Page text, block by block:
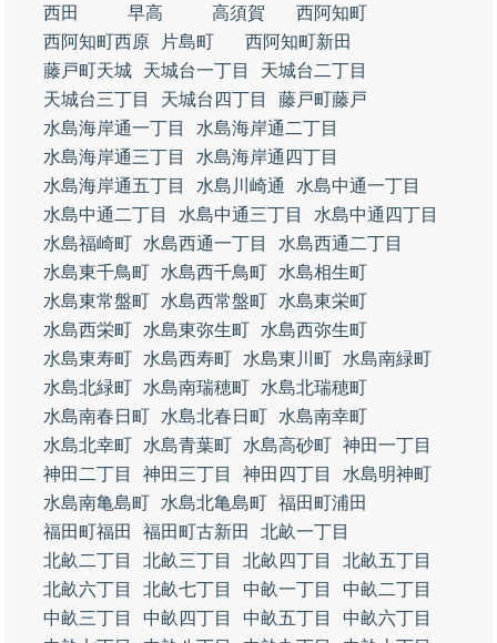
西田
早高 高須賀
西阿知町
西阿知町西原
片島町
西阿知町新田
藤戸町天城
天城台一丁目
天城台二丁目
天城台三丁目
天城台四丁目
藤戸町藤戸
水島海岸通一丁目
水島海岸通二丁目
水島海岸通三丁目
水島海岸通四丁目
水島海岸通五丁目
水島川崎通
水島中通一丁目
水島中通二丁目
水島中通三丁目
水島中通四丁目
水島福崎町
水島西通一丁目
水島西通二丁目
水島東千鳥町
水島西千鳥町
水島相生町
水島東常盤町
水島西常盤町
水島東栄町
水島西栄町
水島東弥生町
水島西弥生町
水島東寿町
水島西寿町 水島東川町
水島南緑町
水島北緑町
水島南瑞穂町
水島北瑞穂町
水島南春日町
水島北春日町
水島南幸町
水島北幸町
水島青葉町 水島高砂町 神田一丁目
神田二丁目
神田三丁目 神田四丁目
水島明神町
水島南亀島町
水島北亀島町 福田町浦田
福田町福田
福田町古新田
北畝一丁目
北畝二丁目
北畝三丁目 北畝四丁目
北畝五丁目
北畝六丁目
北畝七丁目 中畝一丁目
中畝二丁目
中畝三丁目
中畝四丁目 中畝五丁目
中畝六丁目